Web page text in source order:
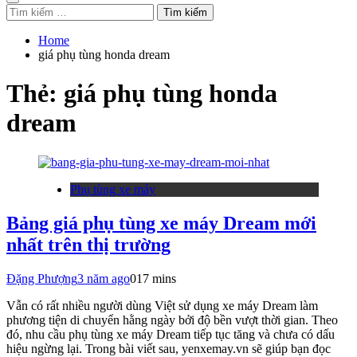
Tìm
kiếm
cho:
Home
giá phụ tùng honda dream
Thẻ: giá phụ tùng honda
dream
Phụ tùng xe máy
Bảng giá phụ tùng xe máy Dream mới
nhất trên thị trường
Đặng Phượng3 năm ago017 mins
Vẫn có rất nhiều người dùng Việt sử dụng xe máy Dream làm
phương tiện di chuyển hằng ngày bởi độ bền vượt thời gian. Theo
đó, nhu cầu phụ tùng xe máy Dream tiếp tục tăng và chưa có dấu
hiệu ngừng lại. Trong bài viết sau, yenxemay.vn sẽ giúp bạn đọc